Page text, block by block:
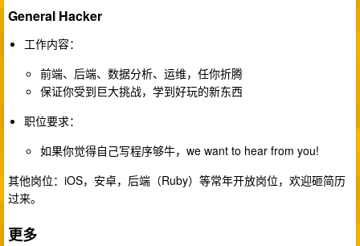
General Hacker
工作内容：
前端、后端、数据分析、运维，任你折腾
保证你受到巨大挑战，学到好玩的新东西
职位要求：
如果你觉得自己写程序够牛，we want to hear from you!
其他岗位：iOS，安卓，后端（Ruby）等常年开放岗位，欢迎砸简历
过来。
更多